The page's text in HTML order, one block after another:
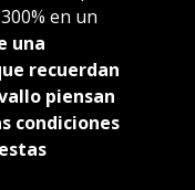
en un
una
recuerdan
piensan
condiciones